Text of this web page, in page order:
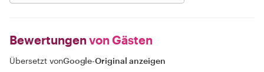
Bewertungen von Gästen
Übersetzt vonGoogle-Original anzeigen